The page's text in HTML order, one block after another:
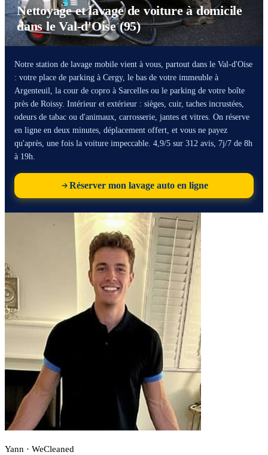
Nettoyage et lavage de voiture à domicile
dans le Val-d'Oise (95)
Notre station de lavage mobile vient à vous, partout dans le Val-d'Oise
: votre place de parking à Cergy, le bas de votre immeuble à
Argenteuil, la cour de copro à Sarcelles ou le parking de votre boîte
près de Roissy. Intérieur et extérieur : sièges, cuir, taches incrustées,
odeurs de tabac ou d'animaux, carrosserie, jantes et vitres. On réserve
en ligne en deux minutes, déplacement offert, et vous ne payez
qu'après, une fois la voiture impeccable. 4,9/5 sur 312 avis, 7j/7 de 8h
à 19h.
Réserver mon lavage auto en ligne
Yann · WeCleaned